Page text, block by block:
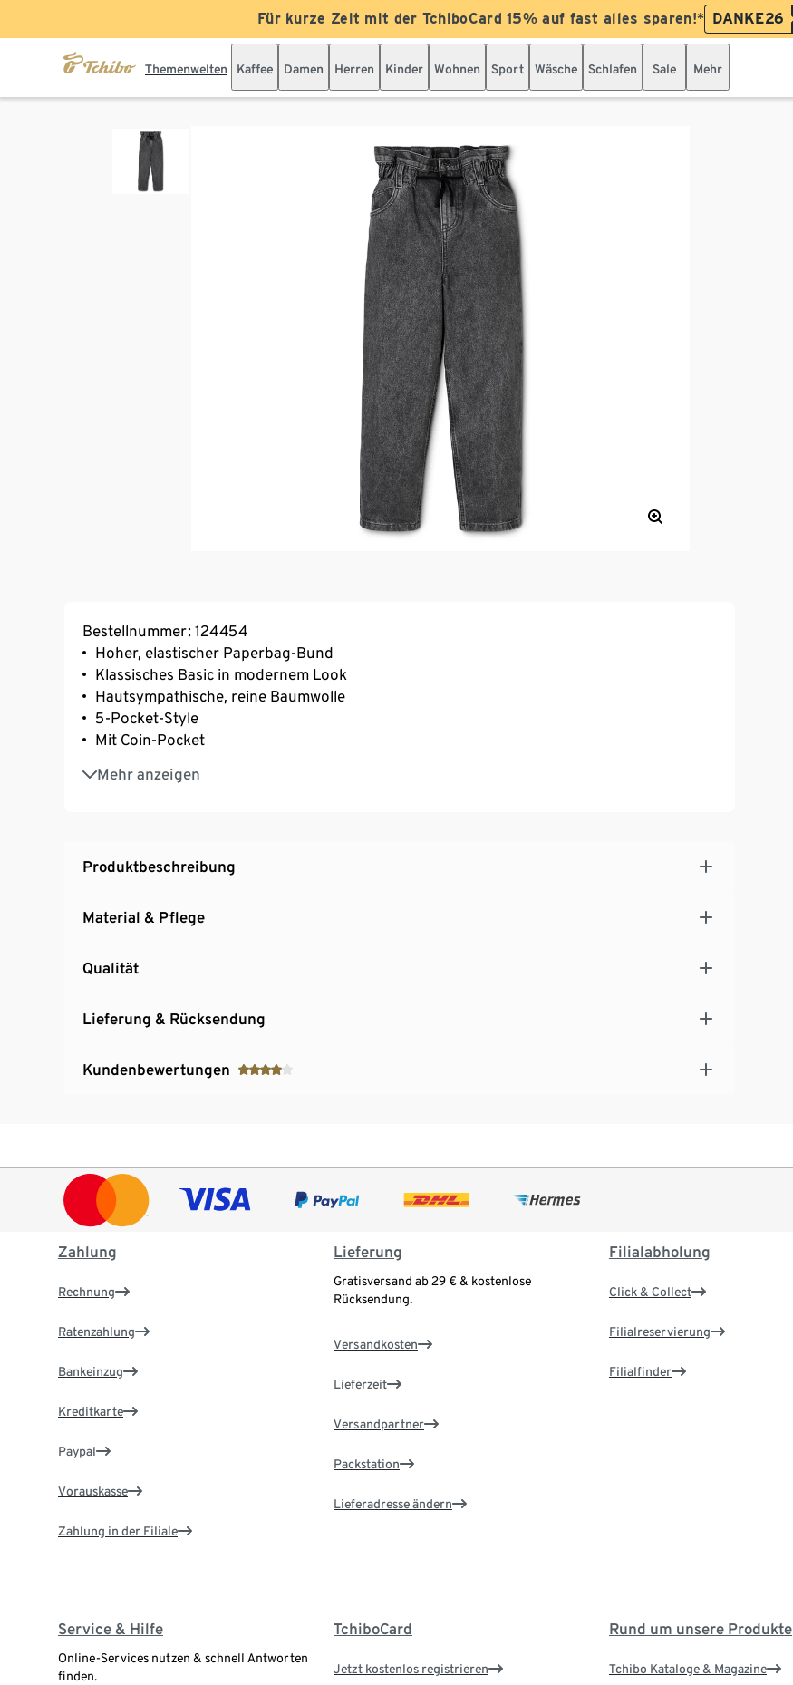
Für kurze Zeit mit der TchiboCard 15% auf fast alles sparen!* DANKE26
Themenwelten Kaffee Damen Herren Kinder Wohnen Sport Wäsche Schlafen Sale Mehr
Bestellnummer: 124454
Hoher, elastischer Paperbag-Bund
Klassisches Basic in modernem Look
Hautsympathische, reine Baumwolle
5-Pocket-Style
Mit Coin-Pocket
Mehr anzeigen
Bequeme Kinderhose mit lässigem Schnitt
Produktbeschreibung
Material & Pflege
Qualität
Lieferung & Rücksendung
Kundenbewertungen
Zahlung
Rechnung
Ratenzahlung
Bankeinzug
Kreditkarte
Paypal
Vorauskasse
Zahlung in der Filiale
Lieferung
Gratisversand ab 29 € & kostenlose
Rücksendung.
Versandkosten
Lieferzeit
Versandpartner
Packstation
Lieferadresse ändern
Filialabholung
Click & Collect
Filialreservierung
Filialfinder
Service & Hilfe
Online-Services nutzen & schnell Antworten
finden.
TchiboCard
Jetzt kostenlos registrieren
Rund um unsere Produkte
Tchibo Kataloge & Magazine